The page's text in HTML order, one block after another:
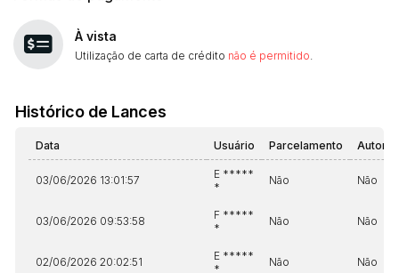
À vista
Utilização de carta de crédito não é permitido
Histórico de Lances
Data Usuário Parcelamento
03/06/2026 13:01:57
E *****
*
Não Não
03/06/2026 09:53:58
F *****
*
Não Não
02/06/2026 20:02:51
E *****
*
Não Não